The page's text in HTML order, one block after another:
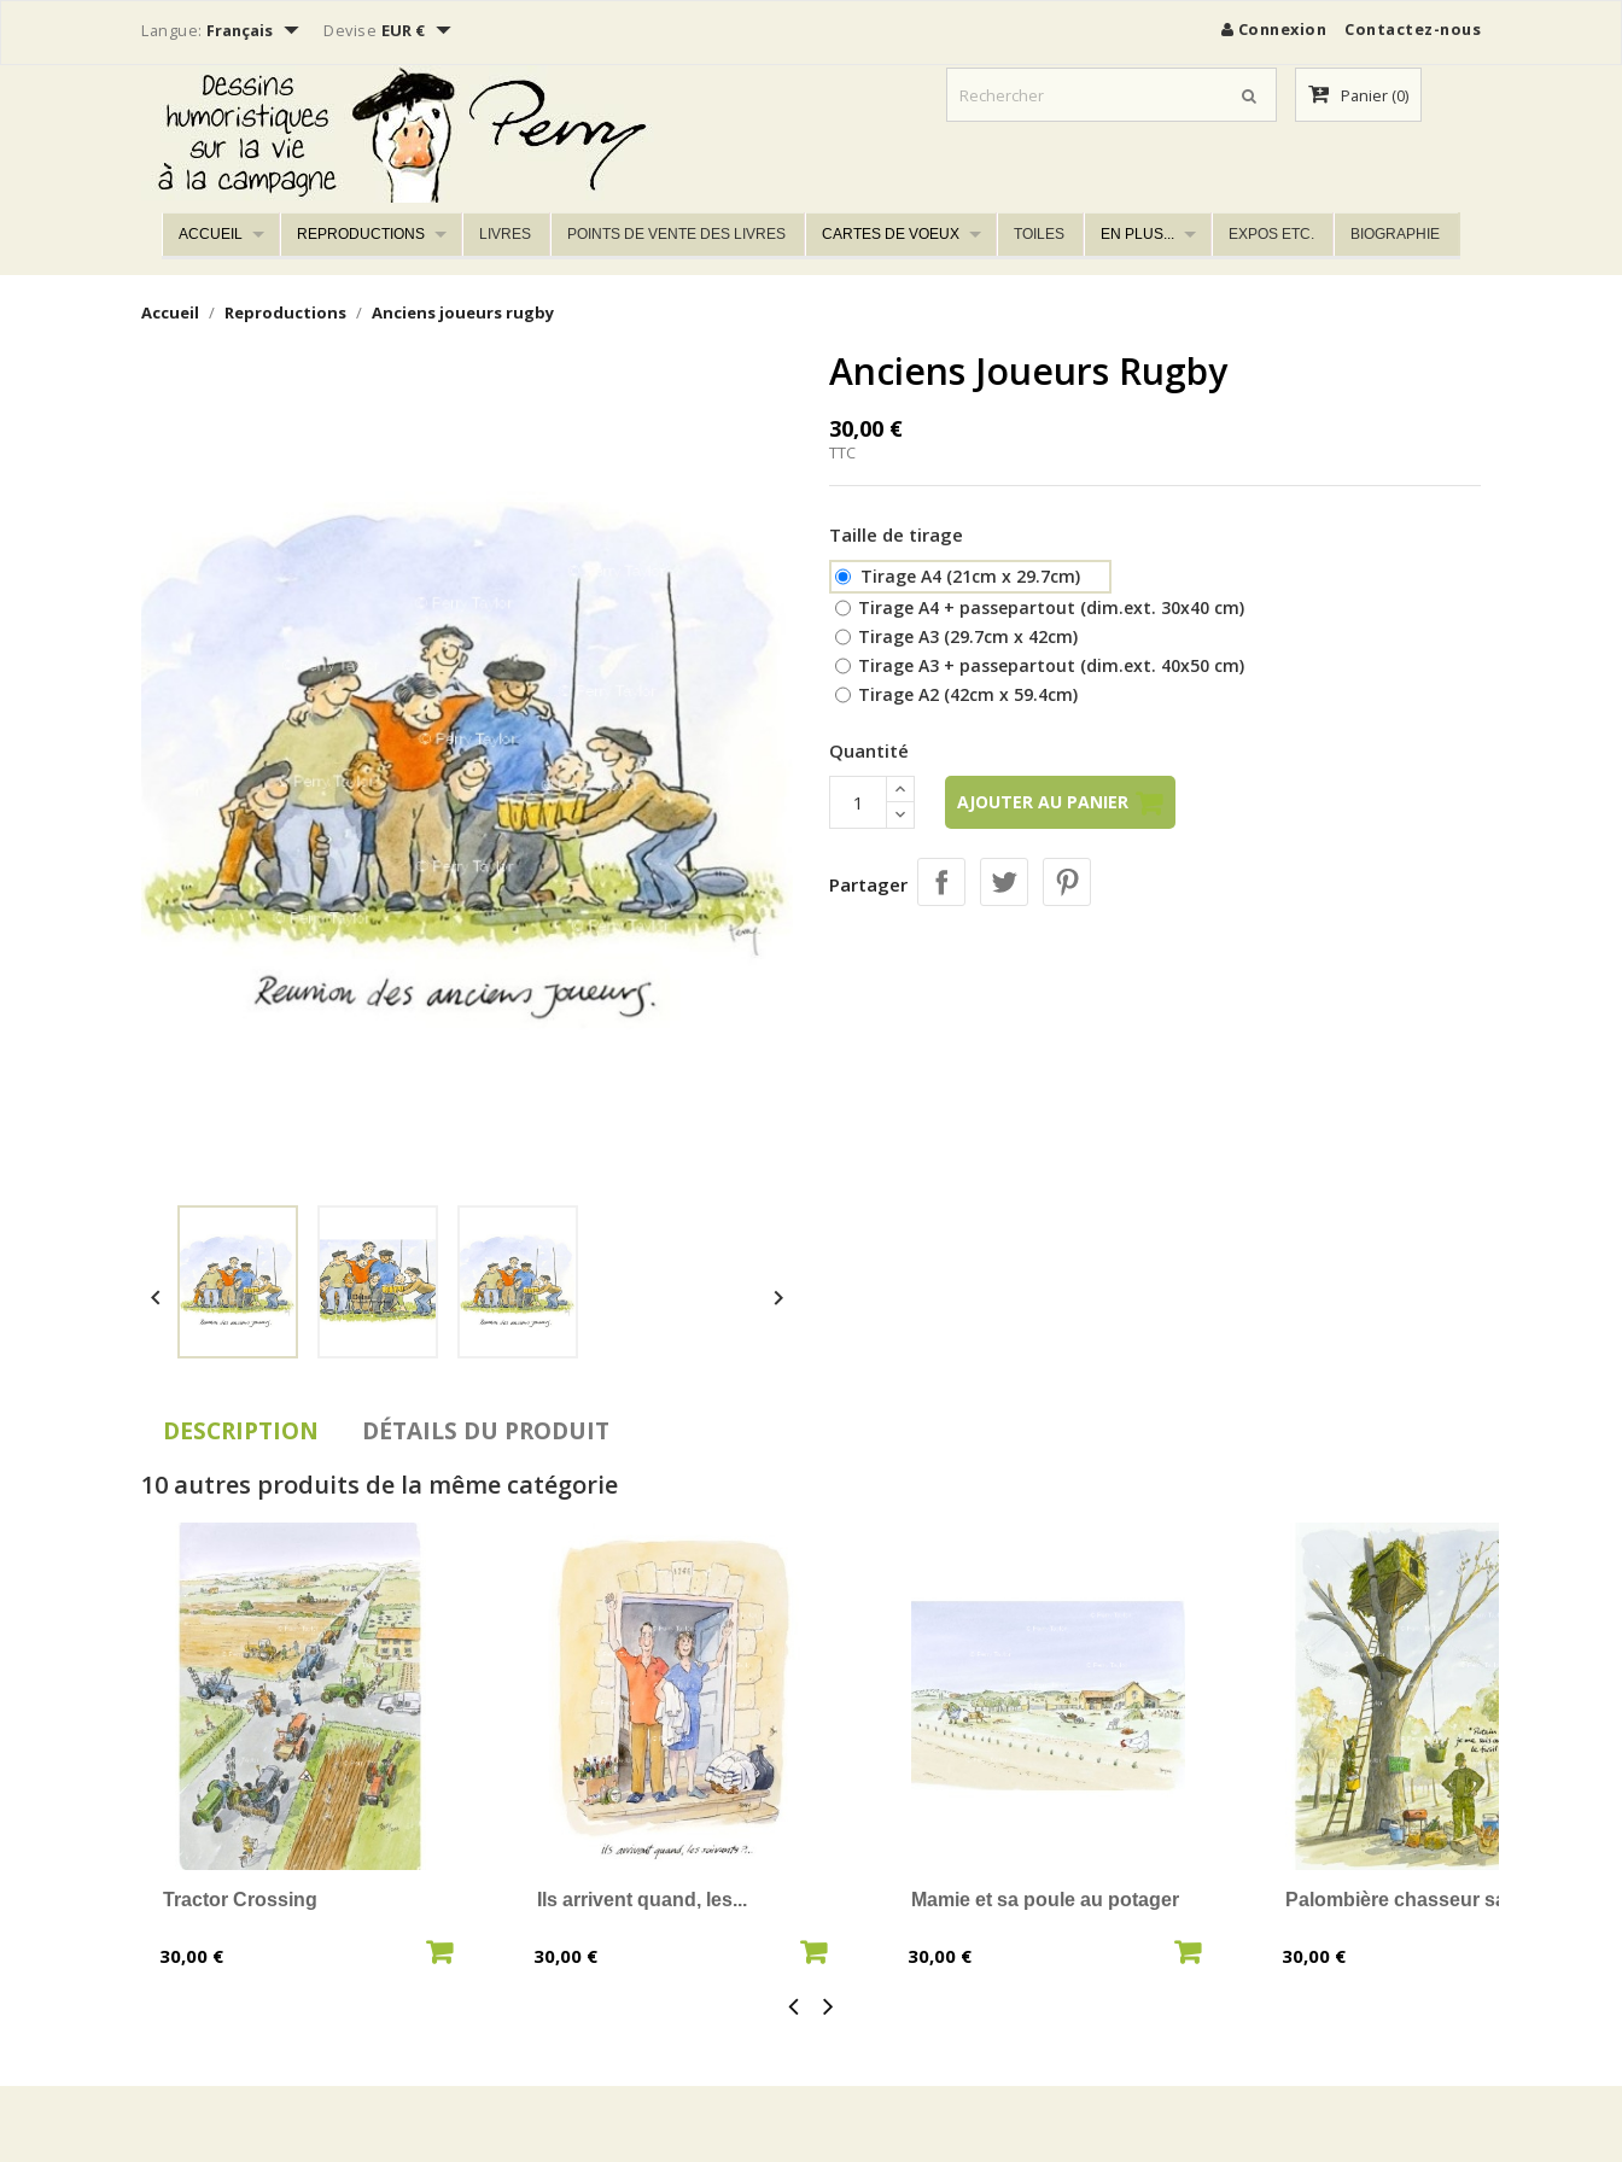
Langue: Français  Devise EUR €  Connexion Contactez-nous
Panier (0)
ACCUEIL REPRODUCTIONS LIVRES POINTS DE VENTE DES LIVRES CARTES DE VOEUX TOILES EN PLUS... EXPOS ETC. BIOGRAPHIE
Accueil Reproductions Anciens joueurs rugby
 
Anciens Joueurs Rugby
30,00 €
TTC
Taille de tirage
Tirage A4 (21cm x 29.7cm)
Tirage A4 + passepartout (dim.ext. 30x40 cm)
Tirage A3 (29.7cm x 42cm)
Tirage A3 + passepartout (dim.ext. 40x50 cm)
Tirage A2 (42cm x 59.4cm)
Quantité
AJOUTER AU PANIER
Partager
DESCRIPTION DÉTAILS DU PRODUIT
10 autres produits de la même catégorie
Tractor Crossing
Prix
30,00 €
Ils arrivent quand, les...
Prix
30,00 €
Mamie et sa poule au potager
Prix
30,00 €
Palombière chasseur sans fusil
Prix
30,00 €